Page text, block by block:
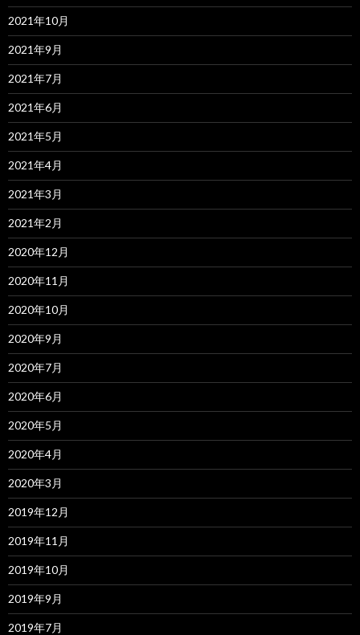
2021年10月
2021年9月
2021年7月
2021年6月
2021年5月
2021年4月
2021年3月
2021年2月
2020年12月
2020年11月
2020年10月
2020年9月
2020年7月
2020年6月
2020年5月
2020年4月
2020年3月
2019年12月
2019年11月
2019年10月
2019年9月
2019年7月